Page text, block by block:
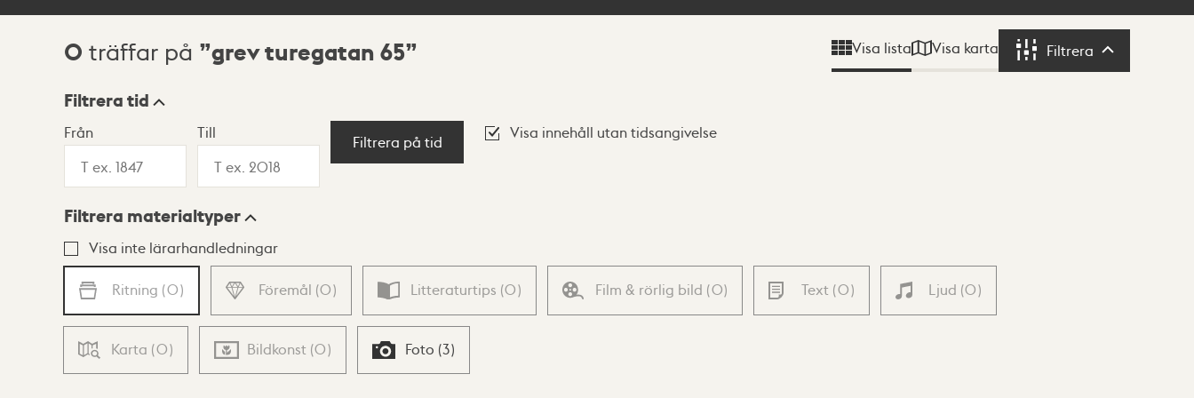
Sökresultat
0 träffar på grev turegatan 65 Visa lista Visa karta Filtrera Filtrera
Visningsläge
Lista Karta
Filtrera tid
Från Till
Filtrera på tid
Visa innehåll utan tidsangivelse
Filtrera materialtyper
Visa inte lärarhandledningar
Ritning (0) Föremål (0) Litteraturtips (0) Film & rörlig bild (0) Text (0) Ljud (0)
Karta (0) Bildkonst (0) Foto (3)